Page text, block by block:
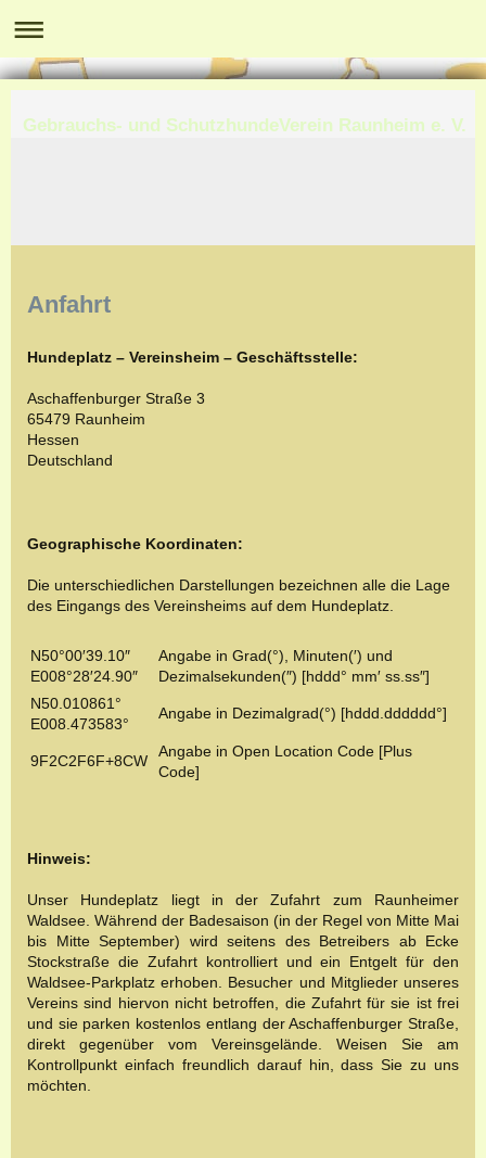
Gebrauchs- und SchutzhundeVerein Raunheim e. V.
Anfahrt
Hundeplatz – Vereinsheim – Geschäftsstelle:
Aschaffenburger Straße 3
65479 Raunheim
Hessen
Deutschland
Geographische Koordinaten:
Die unterschiedlichen Darstellungen bezeichnen alle die Lage
des Eingangs des Vereinsheims auf dem Hundeplatz.
N50°00′39.10″
E008°28′24.90″
Angabe in Grad(°), Minuten(′) und
Dezimalsekunden(″) [hddd° mm′ ss.ss″]
N50.010861°
E008.473583°
Angabe in Dezimalgrad(°) [hddd.dddddd°]
9F2C2F6F+8CW
Angabe in Open Location Code [Plus
Code]
Hinweis:
Unser Hundeplatz liegt in der Zufahrt zum Raunheimer
Waldsee. Während der Badesaison (in der Regel von Mitte Mai
bis Mitte September) wird seitens des Betreibers ab Ecke
Stockstraße die Zufahrt kontrolliert und ein Entgelt für den
Waldsee-Parkplatz erhoben. Besucher und Mitglieder unseres
Vereins sind hiervon nicht betroffen, die Zufahrt für sie ist frei
und sie parken kostenlos entlang der Aschaffenburger Straße,
direkt gegenüber vom Vereinsgelände. Weisen Sie am
Kontrollpunkt einfach freundlich darauf hin, dass Sie zu uns
möchten.